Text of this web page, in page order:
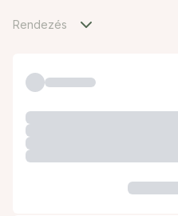
Rendezés